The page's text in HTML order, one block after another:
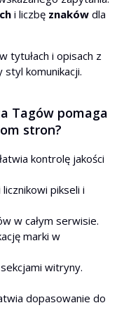
i liczbę znaków dla
tytułach i opisach z
komunikacji.
Tagów pomaga
stron?
kontrolę jakości
pikseli i
w całym serwisie.
marki w
witryny.
dopasowanie do